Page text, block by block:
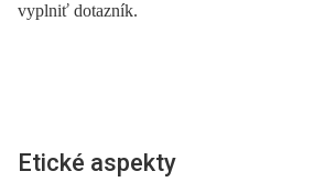
vyplniť dotazník.
Etické aspekty